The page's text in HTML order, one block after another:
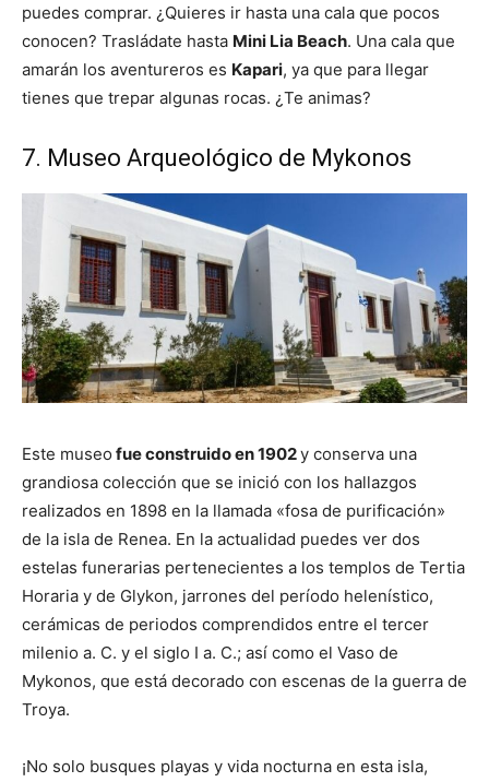
puedes comprar. ¿Quieres ir hasta una cala que pocos
conocen? Trasládate hasta Mini Lia Beach. Una cala que
amarán los aventureros es Kapari, ya que para llegar
tienes que trepar algunas rocas. ¿Te animas?
7. Museo Arqueológico de Mykonos
Este museo fue construido en 1902y conserva una
grandiosa colección que se inició con los hallazgos
realizados en 1898 en la llamada «fosa de purificación»
de la isla de Renea. En la actualidad puedes ver dos
estelas funerarias pertenecientes a los templos de Tertia
Horaria y de Glykon, jarrones del período helenístico,
cerámicas de periodos comprendidos entre el tercer
milenio a. C. y el siglo I a. C.; así como el Vaso de
Mykonos, que está decorado con escenas de la guerra de
Troya.
¡No solo busques playas y vida nocturna en esta isla,